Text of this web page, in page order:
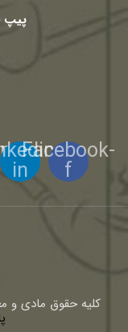
پیپ
Facebook-
f
in
كليه حقوق مادی و